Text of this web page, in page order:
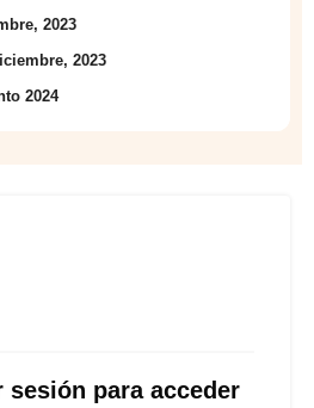
sesión para acceder
2023
2023
2024